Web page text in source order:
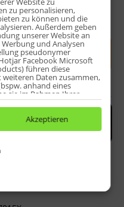
zu personalisieren,
zu können und die
Außerdem geben
unserer Website an
und Analysen
pseudonymer
Facebook Microsoft
führen diese
Daten zusammen,
anhand eines
sie im Rahmen Ihrer
(bspw. Nutzungsdaten
Nutzung von Cookies
indem Sie auf den
und dort die
unsere Partner:
auf einem Endgerät
personalisierter Werbung
von Inhalten
Akzeptieren